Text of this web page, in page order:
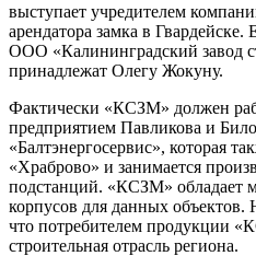
выступает учредителем
арендатора замка в
ООО «Калининградский завод
принадлежат Олегу Жокуну.
Фактически «КСЗМ» должен
предприятием Павликова и
«Балтэнергосервис», которая
«Храброво» и занимается
подстанций. «КСЗМ» обладает
корпусов для данных объектов.
что потребителем продукции
строительная отрасль региона.